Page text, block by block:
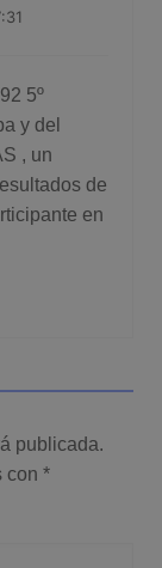
5º
y del
, un
de
en
publicada.
con *